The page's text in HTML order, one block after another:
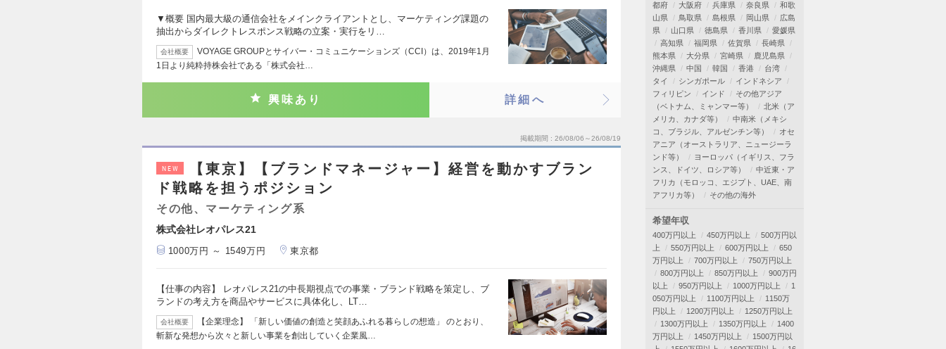
▼概要 国内最大級の通信会社をメインクライアントとし、マーケティング課題の
抽出からダイレクトレスポンス戦略の立案・実行をリ…
会社概要
VOYAGE GROUPとサイバー・コミュニケーションズ（CCI）は、2019年1月
1日より純粋持株会社である「株式会社…
興味あり 詳細へ
掲載期間 26/08/06～26/08/19
NEW
【東京】【ブランドマネージャー】経営を動かすブラン
ド戦略を担うポジション
その他、マーケティング系
株式会社レオパレス21
1000万円 ～ 1549万円 東京都
【仕事の内容】 レオパレス21の中長期視点での事業・ブランド戦略を策定し、ブ
ランドの考え方を商品やサービスに具体化し、LT…
会社概要
【企業理念】 「新しい価値の創造と笑顔あふれる暮らしの想造」 のとおり、
斬新な発想から次々と新しい事業を創出していく企業風…
都府
大阪府 兵庫県 奈良県
和歌
山県
鳥取県 島根県 岡山県
広島
県
山口県 徳島県 香川県
愛媛県
高知県
福岡県 佐賀県
長崎県
熊本県
大分県 宮崎県
鹿児島県
沖縄県
中国 韓国 香港
台湾
タイ
シンガポール
インドネシア
フィリピン
インド
その他アジア
（ベトナム、ミャンマー等）
北米（ア
メリカ、カナダ等）
中南米（メキシ
コ、ブラジル、アルゼンチン等）
オセ
アニア（オーストラリア、ニュージーラ
ンド等）
ヨーロッパ（イギリス、フラ
ンス、ドイツ、ロシア等）
中近東・ア
フリカ（モロッコ、エジプト、UAE、南
アフリカ等）
その他の海外
希望年収
400万円以上 450万円以上
500万円以
上
550万円以上 600万円以上
650
万円以上
700万円以上
750万円以上
800万円以上
850万円以上
900万円
以上
950万円以上 1000万円以上
1
050万円以上
1100万円以上
1150万
円以上
1200万円以上
1250万円以上
1300万円以上
1350万円以上
1400
万円以上
1450万円以上
1500万円以